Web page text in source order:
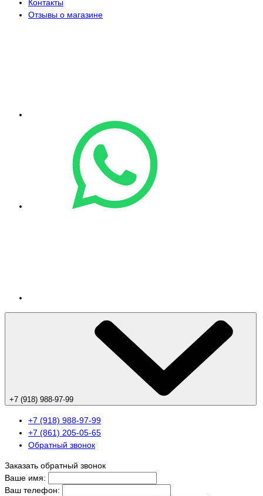
Контакты
Отзывы о магазине
+7 (918) 988-97-99
+7 (918) 988-97-99
+7 (861) 205-05-65
Обратный звонок
Заказать обратный звонок
Ваше имя:
Ваш телефон: